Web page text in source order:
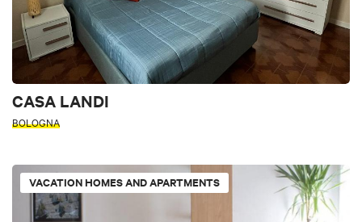
CASA LANDI
BOLOGNA
VACATION HOMES AND APARTMENTS